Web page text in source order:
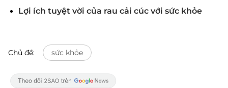
Lợi ích tuyệt vời của rau cải cúc với sức khỏe
Chủ đề: sức khỏe